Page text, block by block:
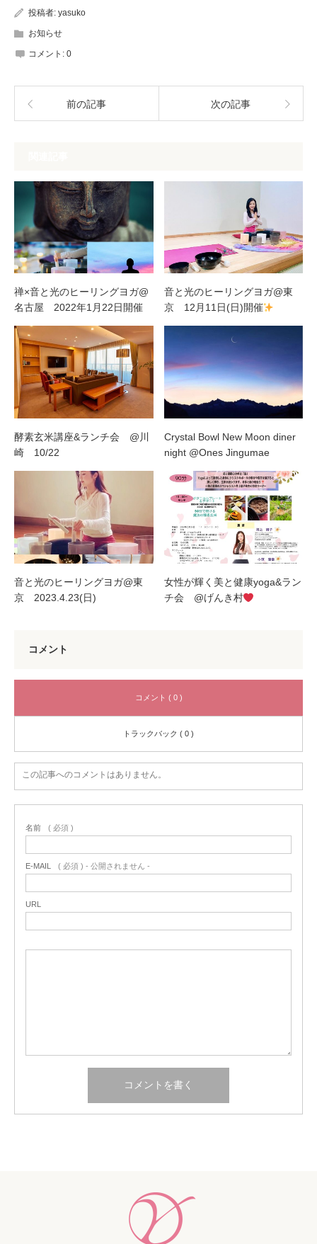
投稿者: yasuko
お知らせ
コメント: 0
前の記事 次の記事
禅×音と光のヒーリングヨガ@
名古屋 2022年1月22日開催
音と光のヒーリングヨガ@東
京 12月11日(日)開催
酵素玄米講座&ランチ会 @川
崎 10/22
Crystal Bowl New Moon diner
night @Ones Jingumae
音と光のヒーリングヨガ@東
京 2023.4.23(日)
女性が輝く美と健康yoga&ラン
チ会 @げんき村
コメント
コメント ( 0 )
トラックバック ( 0 )
この記事へのコメントはありません。
名前 ( 必須 )
E-MAIL ( 必須 ) - 公開されません -
URL